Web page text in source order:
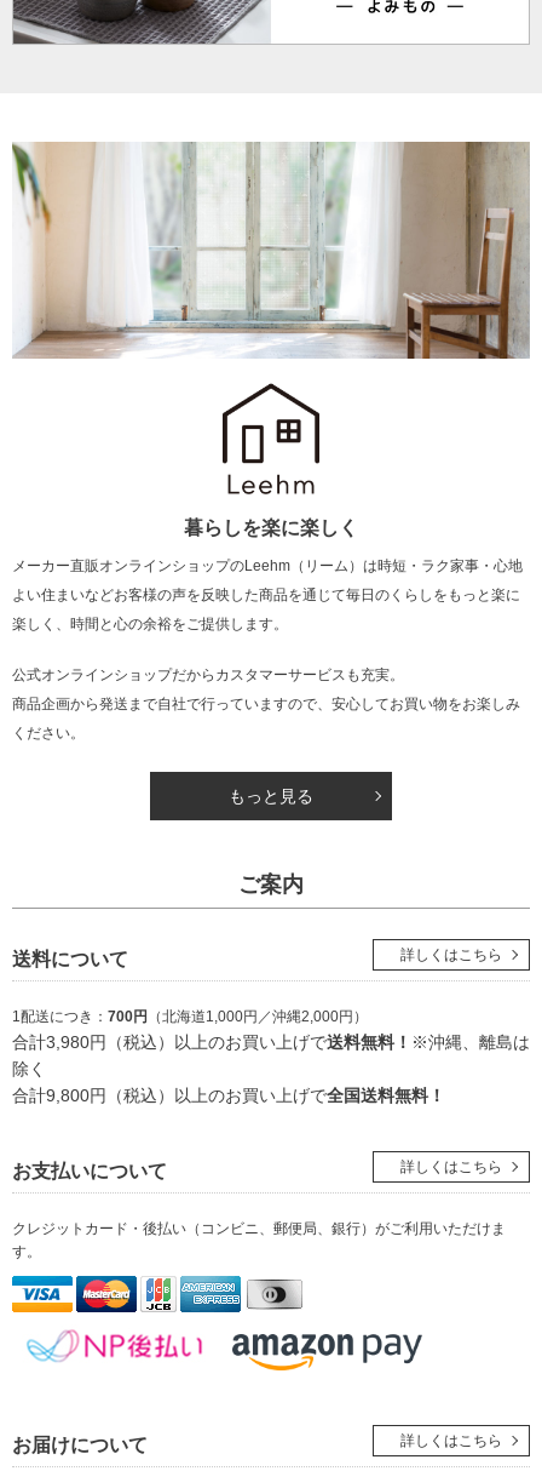
暮らしを楽に楽しく
メーカー直販オンラインショップのLeehm（リーム）は時短・ラク家事・心地
よい住まいなどお客様の声を反映した商品を通じて毎日のくらしをもっと楽に
楽しく、時間と心の余裕をご提供します。
公式オンラインショップだからカスタマーサービスも充実。
商品企画から発送まで自社で行っていますので、安心してお買い物をお楽しみ
ください。
もっと見る
ご案内
送料について
1配送につき： 700円 （北海道1,000円／沖縄2,000円）
合計3,980円（税込）以上のお買い上げで送料無料！ ※沖縄、離島は
除く
合計9,800円（税込）以上のお買い上げで全国送料無料！
詳しくはこちら
お支払いについて
クレジットカード・後払い（コンビニ、郵便局、銀行） がご利用いただけま
す。
詳しくはこちら
お届けについて 詳しくはこちら